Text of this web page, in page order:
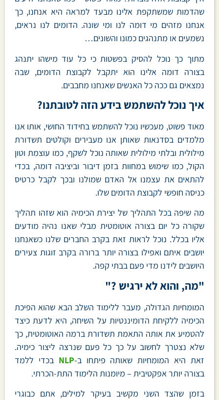
שהדמות שמשתקפת אלינו מבעד למראה היא אנחנו, כך
אנחנו מזהים מי דומה לנו ומי שונה. הדומים לנו נראים,
נשמעים או מתנהגים כמונו והשונים…
מתוך כך נוכל להסיק בפשטות כי כל עוד מישהו יתנהג
בצורה דומה אלינו הוא יתקבל לקבוצת הדומים, שבה
נמצאים גם ככה כל האנשים שאנחנו מחבבים.
איך נוכל להשתמש בידע הזה לטובתנו?
מאוד פשוט, מעכשיו נוכל להשתמש בחידוד החושי, אותו אנו
מלמדים בסדנאות שאותן אנו מעבירים וקולטים תשדורת
מילולית ובלתי מילולית שאותה נוכל לשקף, כמו עוצמת וטון
הקול, כמו שימוש במחוות בזמן דיבור וביציבה דומה, בכדי
להתאים את עצמנו אל האדם שמולנו ובכך לקבל כרטיס
כניסה חופשי לקבוצת הדומים שלו.
מה שיפה בכל התהליך של יצירת הכימיה הוא שזהו תהליך
שקורה כל יום בצורה אוטומטית מבלי שאנו נהיה מודעים
אליו בכלל. נוכל לראות זאת בקרב החברים שלנו כשאנחנו
יושבים איתם ואפילו בצורה יותר ברורה בקרב זוגות צעירים
היושבים לידנו מדי פעם בבתי קפה.
"מה, והוא לא ירגיש ?"
המומחיות הגדולה, מעבר ללימוד השלב הבא שהוא הפיכת
הכימיה ללקיחת הדומיננטיות על השיחה, היא לדעת כיצד
להטמיע את אותה התאמת תשדורת ברמה האוטומטית, כך
שלא נצטרך לחשוב על כך כל פעם שנרצה ליצור כימיה.
זאת היא המומחיות שאותה פיתחו ב-NLP בכדי ללמד
בצורה יותר אפקטיבית – מיומנות הלימוד התת-הכרתי.
בזמן שהצד השני מקשיב בעיקר למילים, אתם כבוגרי